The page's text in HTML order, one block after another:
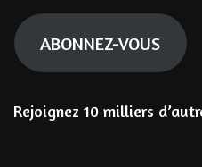
mail
ABONNEZ-VOUS
Rejoignez 10 milliers